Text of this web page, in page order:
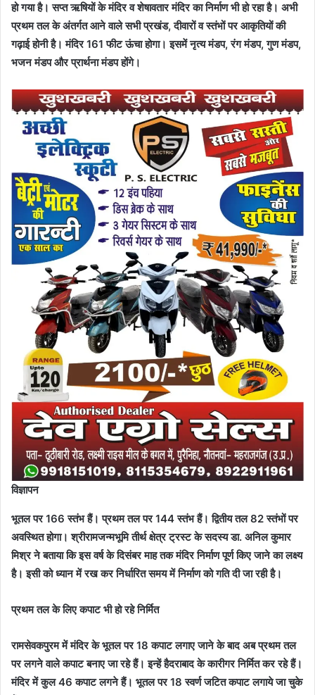
हो गया है। सप्त ऋषियों के मंदिर व शेषावतार मंदिर का निर्माण भी हो रहा है। अभी
प्रथम तल के अंतर्गत आने वाले सभी प्रखंड, दीवारों व स्तंभों पर आकृतियों की
गढ़ाई होनी है। मंदिर 161 फीट ऊंचा होगा। इसमें नृत्य मंडप, रंग मंडप, गुण मंडप,
भजन मंडप और प्रार्थना मंडप होंगे।
विज्ञापन
भूतल पर 166 स्तंभ हैं। प्रथम तल पर 144 स्तंभ हैं। द्वितीय तल 82 स्तंभों पर
अवस्थित होगा। श्रीरामजन्मभूमि तीर्थ क्षेत्र ट्रस्ट के सदस्य डा. अनिल कुमार
मिश्र ने बताया कि इस वर्ष के दिसंबर माह तक मंदिर निर्माण पूर्ण किए जाने का लक्ष्य
है। इसी को ध्यान में रख कर निर्धारित समय में निर्माण को गति दी जा रही है।
प्रथम तल के लिए कपाट भी हो रहे निर्मित
रामसेवकपुरम में मंदिर के भूतल पर 18 कपाट लगाए जाने के बाद अब प्रथम तल
पर लगने वाले कपाट बनाए जा रहे हैं। इन्हें हैदराबाद के कारीगर निर्मित कर रहे हैं।
मंदिर में कुल 46 कपाट लगने हैं। भूतल पर 18 स्वर्ण जटित कपाट लगाये जा चुके